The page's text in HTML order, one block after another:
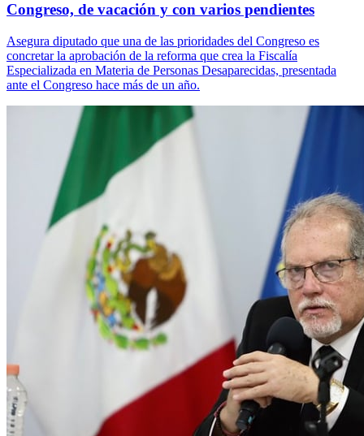
Congreso, de vacación y con varios pendientes
Asegura diputado que una de las prioridades del Congreso es
concretar la aprobación de la reforma que crea la Fiscalía
Especializada en Materia de Personas Desaparecidas, presentada
ante el Congreso hace más de un año.